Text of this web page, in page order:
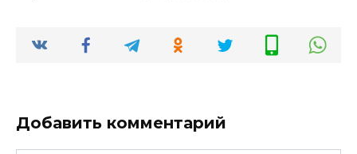
Добавить комментарий